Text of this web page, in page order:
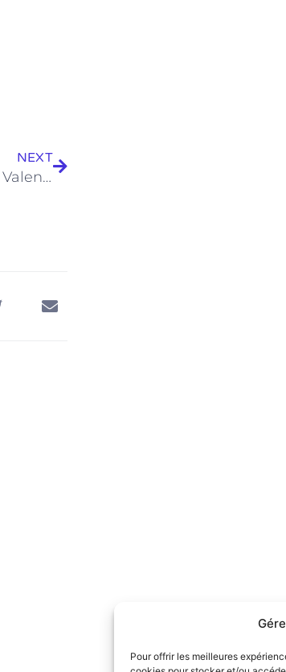
Pour offrir les meilleures
NEXT
Ronin Cup – 12 – 13 octobre 2024 Valence